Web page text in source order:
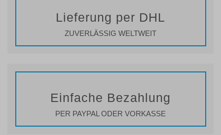
Lieferung per DHL
ZUVERLÄSSIG WELTWEIT
Einfache Bezahlung
PER PAYPAL ODER VORKASSE